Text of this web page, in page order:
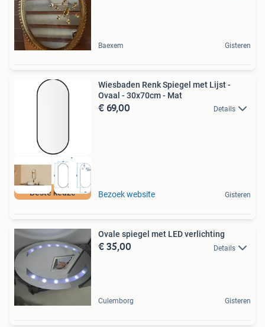
Baexem Gisteren
Beste keuze
Wiesbaden Renk Spiegel met Lijst -
Ovaal - 30x70cm - Mat
€ 69,00 Details
Bezoek website Gisteren
Ovale spiegel met LED verlichting
€ 35,00 Details
Culemborg Gisteren